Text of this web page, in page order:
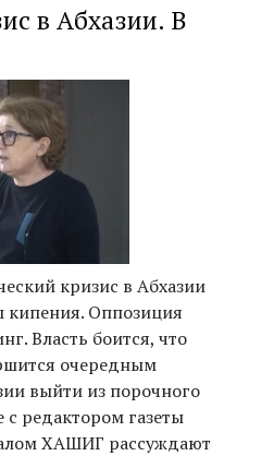
в Абхазии. В
кризис в Абхазии
кипения. Оппозиция
Власть боится, что
очередным
выйти из порочного
с редактором газеты
ХАШИГ рассуждают